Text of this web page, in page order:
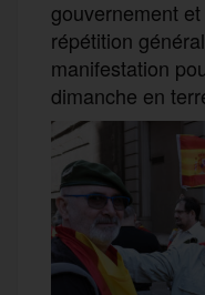
gouvernement
répétition
manifestation
dimanche en